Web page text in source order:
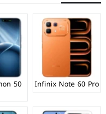
Infinix Note 60 Pro
50